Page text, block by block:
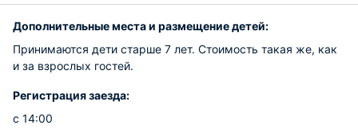
Дополнительные места и размещение детей:
Принимаются дети старше 7 лет. Стоимость такая же, как
и за взрослых гостей.
Регистрация заезда:
с 14:00